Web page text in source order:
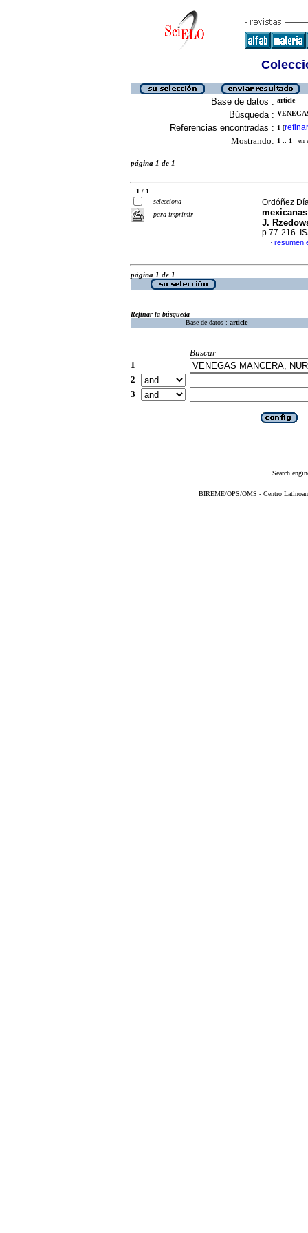
Base de datos : article
Búsqueda :
Referencias encontradas : 1 [refinar
Mostrando: 1 .. 1 en
página 1 de 1
1 / 1
selecciona
para imprimir
Ordóñez
J.
p.77-216.
· resumen
página 1 de 1
Refinar la búsqueda
Base de datos : article
Buscar
1
2
3
Search
BIREME/OPS/OMS - Centro